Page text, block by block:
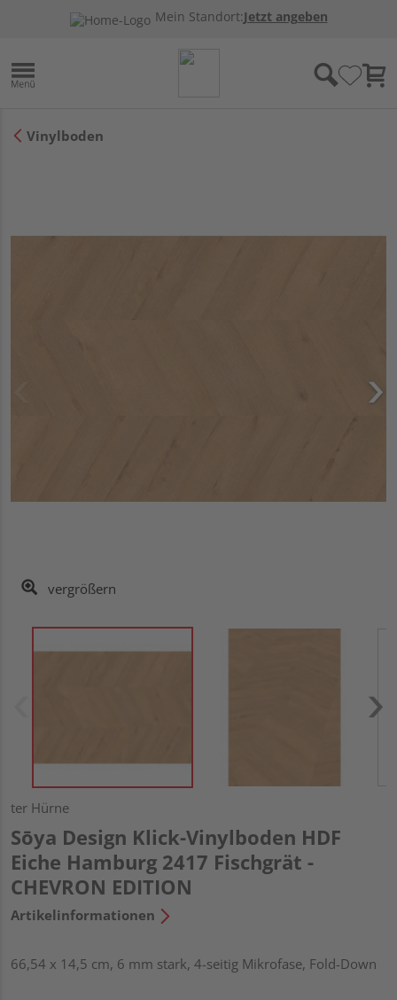
Mein Standort:Jetzt angeben
Vinylboden
vergrößern
ter Hürne
Sōya Design Klick-Vinylboden HDF
Eiche Hamburg 2417 Fischgrät -
CHEVRON EDITION
Artikelinformationen
66,54 x 14,5 cm, 6 mm stark, 4-seitig Mikrofase, Fold-Down